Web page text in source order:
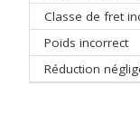
Classe de fret
Poids incorrect
Réduction